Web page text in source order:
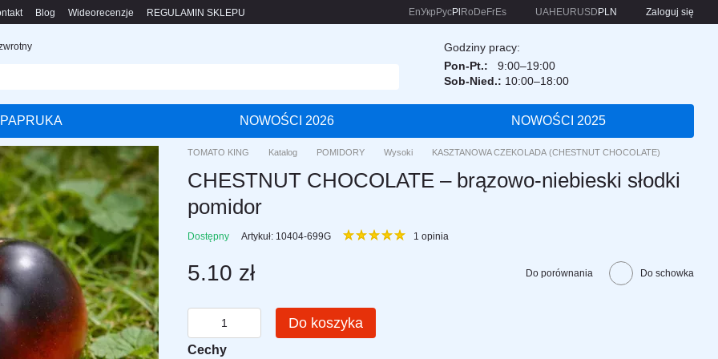
Blog Wideorecenzje REGULAMIN SKLEPU EnУкр РусPl Ro De FrEs UAH EURUSD PLN Zaloguj się
Godziny pracy:
Pon-Pt.:
9:00–19:00
Sob-Nied.: 10:00–18:00
PAPRUKA NOWOŚCI 2026 NOWOŚCI 2025
TOMATO KING Katalog POMIDORY Wysoki KASZTANOWA CZEKOLADA (CHESTNUT CHOCOLATE)
CHESTNUT CHOCOLATE – brązowo-niebieski słodki
pomidor
Dostępny Artykuł: 10404-699G 1 opinia
5.10 zł Do porównania Do schowka
Do koszyka
Cechy